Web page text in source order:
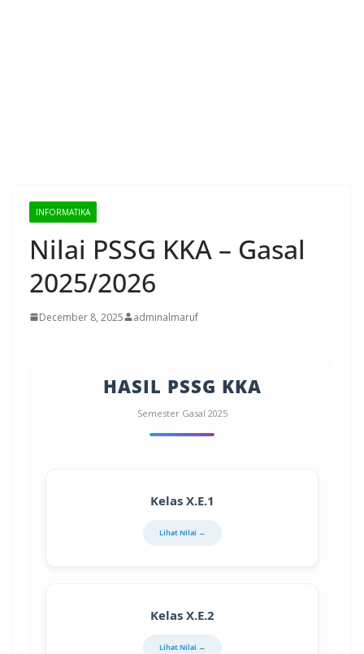
INFORMATIKA
Nilai PSSG KKA – Gasal
2025/2026
December 8, 2025 adminalmaruf
HASIL PSSG KKA
Semester Gasal 2025
Kelas X.E.1
Lihat Nilai →
Kelas X.E.2
Lihat Nilai →